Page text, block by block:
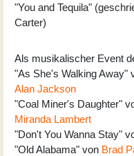
"You and Tequila"
Carter)
Als musikalischer Event
"As She's Walking Away"
Alan Jackson
"Coal Miner's Daughter"
Miranda Lambert
"Don't You Wanna Stay"
"Old Alabama" von Brad